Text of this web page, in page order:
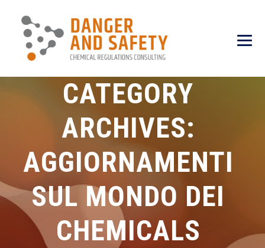
CATEGORY
ARCHIVES:
AGGIORNAMENTI
SUL MONDO DEI
CHEMICALS